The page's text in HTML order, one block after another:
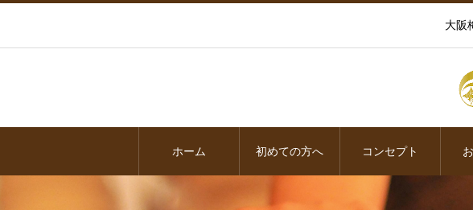
大阪
ホーム 初めての方へ コンセプト